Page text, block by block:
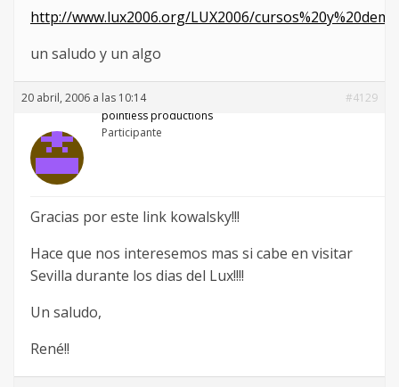
http://www.lux2006.org/LUX2006/
un saludo y un algo
20 abril, 2006 a las 10:14
#4129
pointless productions
Participante
Gracias por este link kowalsky!!!
Hace que nos interesemos mas si cabe en visitar
Sevilla durante los dias del Lux!!!!
Un saludo,
René!!